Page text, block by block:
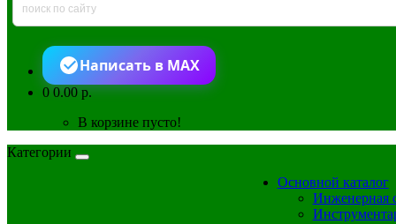
Написать в MAX
00.00 р.
В корзине пусто!
Категории
Основной каталог
Инженерная